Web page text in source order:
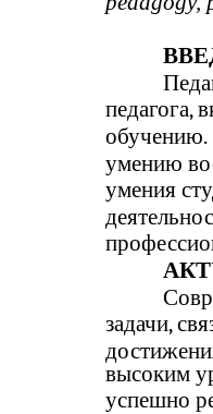
педагога,
обучению.
умению
умения
задачи,
высоким
успешно